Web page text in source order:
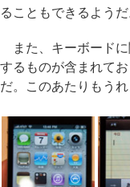
ることもできるようだ
また、キーボードに
するものが含まれて
だ。このあたりもうれ